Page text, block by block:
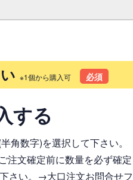
※1個から購入可 必須
する
角数字)を選択して下さい。
注文確定前に数量を必ず確
さい。 →大口注文お問合せ